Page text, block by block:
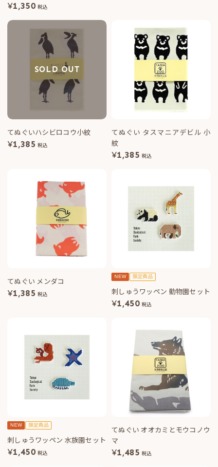
¥1,350 税込
SOLD OUT
てぬぐいハシビロコウ小紋
¥1,385 税込
てぬぐい タスマニアデビル 小
紋
¥1,385 税込
てぬぐい メンダコ
¥1,385 税込
NEW 限定商品
刺しゅうワッペン 動物園セット
¥1,450 税込
NEW 限定商品
刺しゅうワッペン 水族園セット
¥1,450 税込
てぬぐい オオカミとモウコノウ
マ
¥1,485 税込